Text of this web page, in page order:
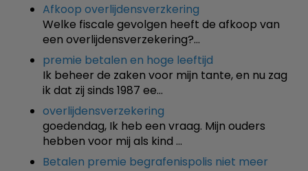
Afkoop overlijdensverzkering
Welke fiscale gevolgen heeft de afkoop van
een overlijdensverzekering?…
premie betalen en hoge leeftijd
Ik beheer de zaken voor mijn tante, en nu zag
ik dat zij sinds 1987 ee…
overlijdensverzekering
goedendag, Ik heb een vraag. Mijn ouders
hebben voor mij als kind …
Betalen premie begrafenispolis niet meer